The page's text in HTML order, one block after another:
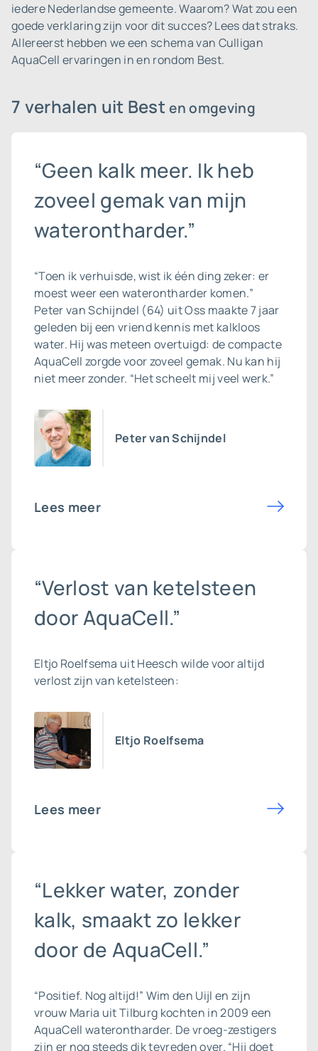
iedere Nederlandse gemeente.Waarom? Wat zou een
goede verklaring zijn voor dit succes? Lees dat straks.
Allereerst hebben we een schema van Culligan
AquaCell ervaringen in en rondom Best.
7 verhalen uit Besten omgeving
“Geen kalk meer. Ik heb
zoveel gemak van mijn
waterontharder.”
“Toen ik verhuisde, wist ik één ding zeker: er
moest weer een waterontharder komen.”
Peter van Schijndel (64) uit Oss maakte 7 jaar
geleden bij een vriend kennis met kalkloos
water. Hij was meteen overtuigd: de compacte
AquaCell zorgde voor zoveel gemak. Nu kan hij
niet meer zonder. “Het scheelt mij veel werk.”
Peter van Schijndel
Lees meer
“Verlost van ketelsteen
door AquaCell.”
Eltjo Roelfsema uit Heesch wilde voor altijd
verlost zijn van ketelsteen:
Eltjo Roelfsema
Lees meer
“Lekker water, zonder
kalk, smaakt zo lekker
door de AquaCell.”
“Positief. Nog altijd!” Wim den Uijl en zijn
vrouw Maria uit Tilburg kochten in 2009 een
AquaCell waterontharder. De vroeg-zestigers
zijn er nog steeds dik tevreden over. “Hij doet